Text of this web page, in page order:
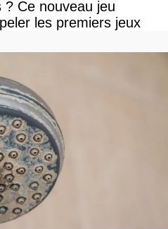
? Ce nouveau jeu
les premiers jeux